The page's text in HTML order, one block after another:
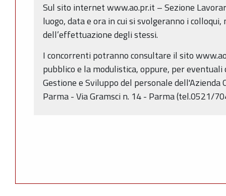
Sul sito internet www.ao.pr.it – Sezione
luogo, data e ora in cui si svolgeranno i
dell’effettuazione degli stessi.
I concorrenti potranno consultare il sito
pubblico e la modulistica, oppure, per
Gestione e Sviluppo del personale
Parma - Via Gramsci n. 14 - Parma (tel.0521/